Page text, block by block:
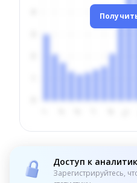
Доступ к
Зарегистрируйтесь,